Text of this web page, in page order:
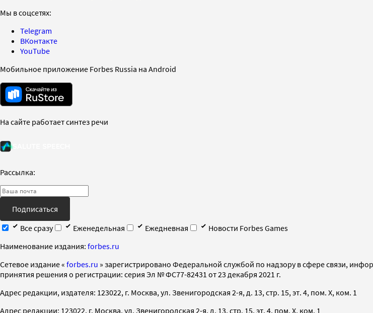
Мы в соцсетях:
Telegram
ВКонтакте
YouTube
Мобильное приложение Forbes Russia на Android
На сайте работает синтез речи
Рассылка:
Подписаться
Все сразу
Еженедельная Ежедневная
Новости Forbes Games
Наименование издания: forbes.ru
Cетевое издание « forbes.ru » зарегистрировано Федеральной службой по надзору в сфере связи,
принятия решения о регистрации: серия Эл № ФС77-82431 от 23 декабря 2021 г.
Адрес редакции, издателя: 123022, г. Москва, ул. Звенигородская 2-я, д. 13, стр. 15, эт. 4, пом. X, ком. 1
Адрес редакции: 123022, г. Москва, ул. Звенигородская 2-я, д. 13, стр. 15, эт. 4, пом. X, ком. 1